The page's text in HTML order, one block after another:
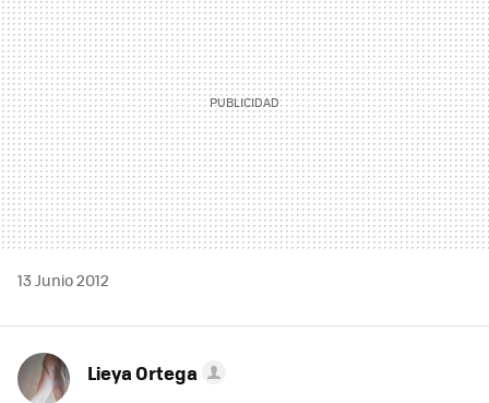
13 Junio 2012
Lieya Ortega